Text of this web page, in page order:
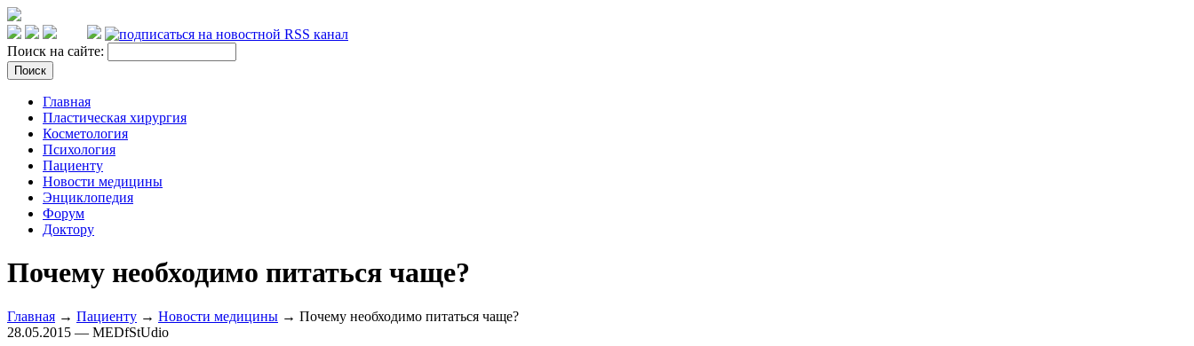
Поиск на сайте:
Главная
Пластическая хирургия
Косметология
Психология
Пациенту
Новости медицины
Энциклопедия
Форум
Доктору
Почему необходимо питаться чаще?
Главная → Пациенту → Новости медицины → Почему необходимо питаться чаще?
28.05.2015 — MEDfStUdio